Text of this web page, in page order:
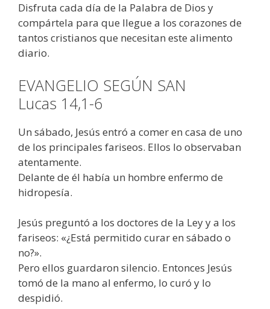
Disfruta cada día de la Palabra de Dios y
compártela para que llegue a los corazones de
tantos cristianos que necesitan este alimento
diario.
EVANGELIO SEGÚN SAN
Lucas 14,1-6
Un sábado, Jesús entró a comer en casa de uno
de los principales fariseos. Ellos lo observaban
atentamente.
Delante de él había un hombre enfermo de
hidropesía.
Jesús preguntó a los doctores de la Ley y a los
fariseos: «¿Está permitido curar en sábado o
no?».
Pero ellos guardaron silencio. Entonces Jesús
tomó de la mano al enfermo, lo curó y lo
despidió.